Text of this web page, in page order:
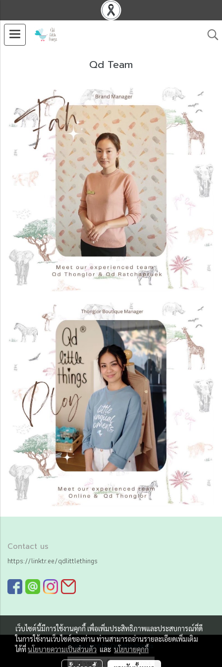
Qd Team
Contact us
https://linktr.ee/qdlittlethings
Copy right by Qd little things
ผู้เข้าชมวันนี้ 1,704
เว็บไซต์นี้มีการใช้งานคุกกี้ เพื่อเพิ่มประสิทธิภาพและประสบการณ์ที่ดี
ในการใช้งานเว็บไซต์ของท่าน ท่านสามารถอ่านรายละเอียดเพิ่มเติม
ได้ที่นโยบายความเป็นส่วนตัว และ นโยบายคุกกี้